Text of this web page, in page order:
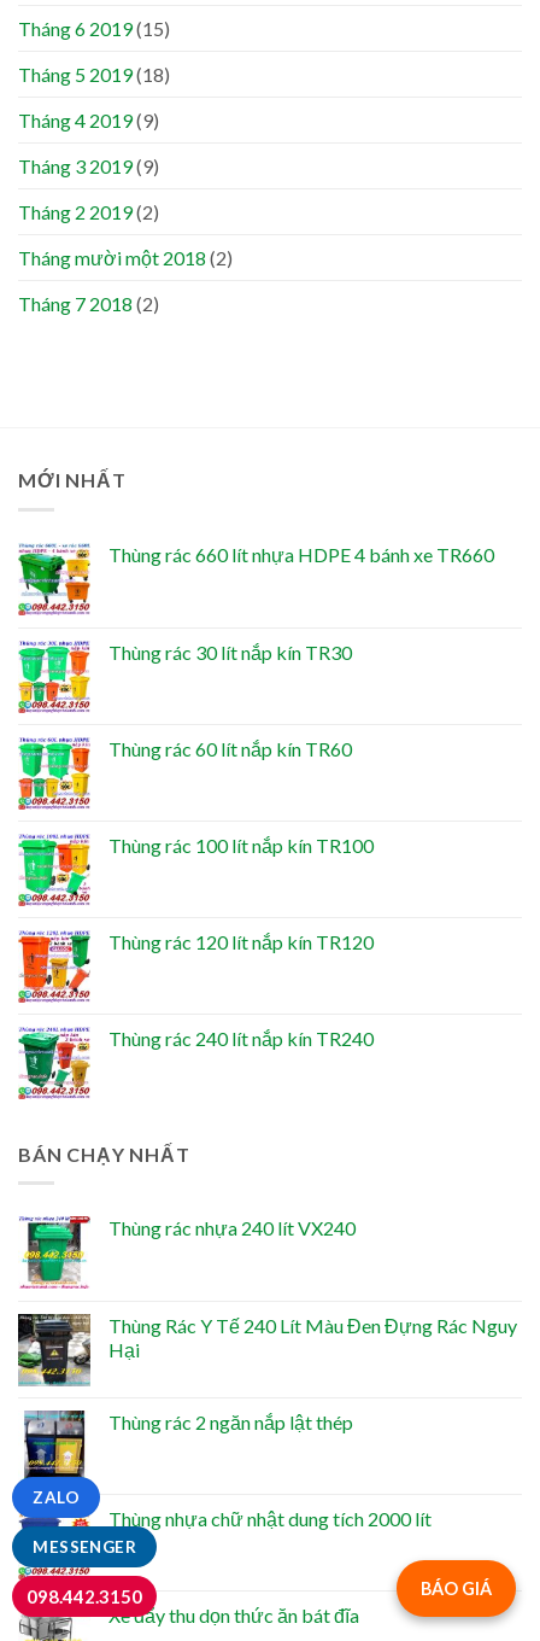
Tháng 6 2019(15)
Tháng 5 2019(18)
Tháng 4 2019(9)
Tháng 3 2019(9)
Tháng 2 2019(2)
Tháng mười một 2018 (2)
Tháng 7 2018 (2)
MỚI NHẤT
Thùng rác 660 lít nhựa HDPE 4 bánh xe TR660
Thùng rác 30 lít nắp kín TR30
Thùng rác 60 lít nắp kín TR60
Thùng rác 100 lít nắp kín TR100
Thùng rác 120 lít nắp kín TR120
Thùng rác 240 lít nắp kín TR240
BÁN CHẠY NHẤT
Thùng rác nhựa 240 lít VX240
Thùng Rác Y Tế 240 Lít Màu Đen Đựng Rác Nguy
Hại
Thùng rác 2 ngăn nắp lật thép
Thùng nhựa chữ nhật dung tích 2000 lít
Xe đẩy thu dọn thức ăn bát đĩa
BÁO GIÁ
MESSENGER
ZALO
098.442.3150